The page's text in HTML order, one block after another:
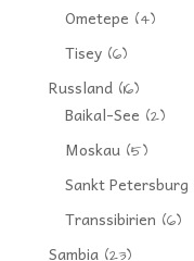
Ometepe (4)
Tisey(6)
Russland(16)
Baikal-See (2)
Moskau(5)
Sankt Petersburg
Transsibirien (6)
Sambia(23)